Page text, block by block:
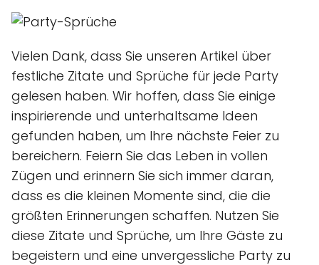
Vielen Dank, dass Sie unseren Artikel über
festliche Zitate und Sprüche für jede Party
gelesen haben. Wir hoffen, dass Sie einige
inspirierende und unterhaltsame Ideen
gefunden haben, um Ihre nächste Feier zu
bereichern. Feiern Sie das Leben in vollen
Zügen und erinnern Sie sich immer daran,
dass es die kleinen Momente sind, die die
größten Erinnerungen schaffen. Nutzen Sie
diese Zitate und Sprüche, um Ihre Gäste zu
begeistern und eine unvergessliche Party zu